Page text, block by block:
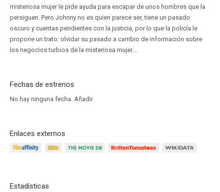
misteriosa mujer le pide ayuda para escapar de unos hombres que la
persiguen. Pero Johnny no es quien parece ser, tiene un pasado
oscuro y cuentas pendientes con la justicia, por lo que la policía le
propone un trato: olvidar su pasado a cambio de información sobre
los negocios turbios de la misteriosa mujer...
Fechas de estrenos
No hay ninguna fecha. Añadir
Enlaces externos
Estadísticas